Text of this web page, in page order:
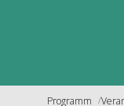
Programm